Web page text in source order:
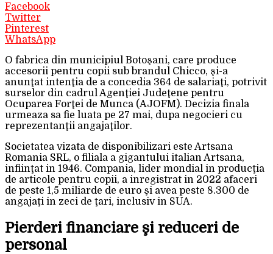
Facebook
Twitter
Pinterest
WhatsApp
O fabrica din municipiul Botoşani, care produce
accesorii pentru copii sub brandul Chicco, şi-a
anunţat intenţia de a concedia 364 de salariaţi, potrivit
surselor din cadrul Agenţiei Judeţene pentru
Ocuparea Forţei de Munca (AJOFM). Decizia finala
urmeaza sa fie luata pe 27 mai, dupa negocieri cu
reprezentanţii angajaţilor.
Societatea vizata de disponibilizari este Artsana
Romania SRL, o filiala a gigantului italian Artsana,
infiinţat in 1946. Compania, lider mondial in producţia
de articole pentru copii, a inregistrat in 2022 afaceri
de peste 1,5 miliarde de euro şi avea peste 8.300 de
angajaţi in zeci de ţari, inclusiv in SUA.
Pierderi financiare şi reduceri de
personal